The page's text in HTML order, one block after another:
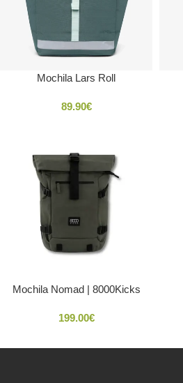
Mochila Lars Roll
89.90€
Mochila Nomad | 8000Kicks
199.00€